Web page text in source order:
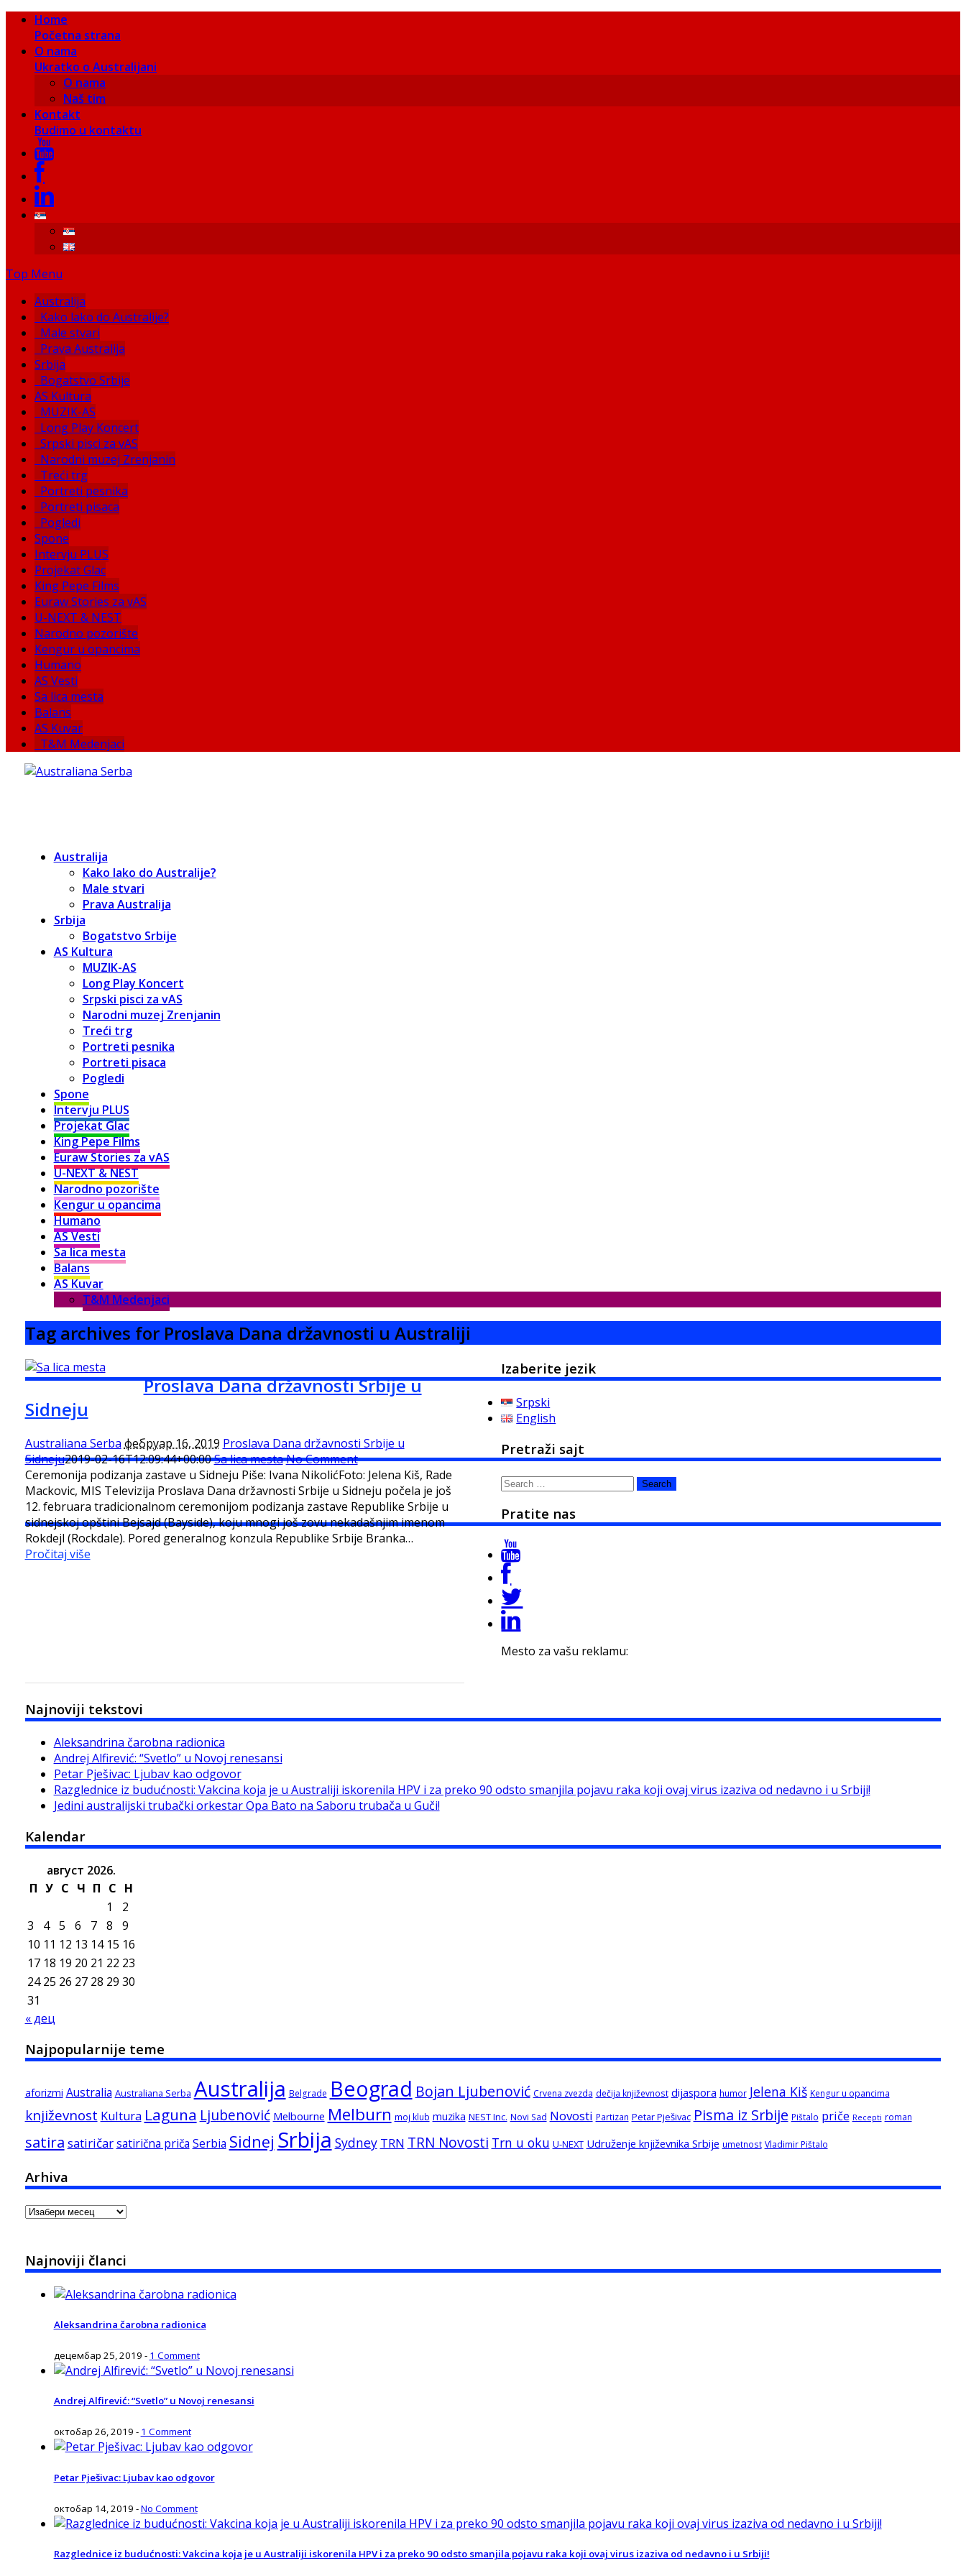
Home
Početna strana
O nama
Ukratko o Australijani
O nama
Naš tim
Kontakt
Budimo u kontaktu
Top Menu
Australija
Kako lako do Australije?
Male stvari
Prava Australija
Srbija
Bogatstvo Srbije
AS Kultura
MUZIK-AS
Long Play Koncert
Srpski pisci za vAS
Narodni muzej Zrenjanin
Treći trg
Portreti pesnika
Portreti pisaca
Pogledi
Spone
Intervju PLUS
Projekat Glac
King Pepe Films
Euraw Stories za vAS
U-NEXT & NEST
Narodno pozorište
Kengur u opancima
Humano
AS Vesti
Sa lica mesta
Balans
AS Kuvar
T&M Medenjaci
Australija
Kako lako do Australije?
Male stvari
Prava Australija
Srbija
Bogatstvo Srbije
AS Kultura
MUZIK-AS
Long Play Koncert
Srpski pisci za vAS
Narodni muzej Zrenjanin
Treći trg
Portreti pesnika
Portreti pisaca
Pogledi
Spone
Intervju PLUS
Projekat Glac
King Pepe Films
Euraw Stories za vAS
U-NEXT & NEST
Narodno pozorište
Kengur u opancima
Humano
AS Vesti
Sa lica mesta
Balans
AS Kuvar
T&M Medenjaci
Tag archives for Proslava Dana državnosti u Australiji
Proslava Dana državnosti Srbije u
Sidneju
Australiana Serba фебруар 16, 2019 Proslava Dana državnosti Srbije u
Sidneju2019-02-16T12:09:44+00:00Sa lica mestaNo Comment
Ceremonija podizanja zastave u Sidneju Piše: Ivana NikolićFoto: Jelena Kiš, Rade
Mackovic, MIS Televizija Proslava Dana državnosti Srbije u Sidneju počela je još
12. februara tradicionalnom ceremonijom podizanja zastave Republike Srbije u
sidnejskoj opštini Bejsajd (Bayside), koju mnogi još zovu nekadašnjim imenom
Rokdejl (Rockdale). Pored generalnog konzula Republike Srbije Branka…
Pročitaj više
Izaberite jezik
Srpski
English
Pretraži sajt
Search
Pratite nas
Mesto za vašu reklamu:
Najnoviji tekstovi
Aleksandrina čarobna radionica
Andrej Alfirević: “Svetlo” u Novoj renesansi
Petar Pješivac: Ljubav kao odgovor
Razglednice iz budućnosti: Vakcina koja je u Australiji iskorenila HPV i za preko 90 odsto smanjila pojavu raka koji ovaj virus izaziva od nedavno i u Srbiji!
Jedini australijski trubački orkestar Opa Bato na Saboru trubača u Guči!
Kalendar
август 2026.
П У С Ч П С Н
1
2
3
4 5 6 7 8
9
10 11 12 13 14 15 16
17 18 19 20 21 22 23
24 25 26 27 28 29 30
31
« дец
Najpopularnije teme
aforizmi Australia Australiana Serba Australija Belgrade Beograd Bojan Ljubenović Crvena zvezda dečija književnost dijaspora humor Jelena Kiš Kengur u opancima
književnost Kultura Laguna Ljubenović Melbourne Melburn moj klub muzika NEST Inc. Novi Sad Novosti Partizan Petar Pješivac Pisma iz Srbije Pištalo priče Recepti roman
satira satiričar satirična priča Serbia Sidnej Srbija Sydney TRN TRN Novosti Trn u oku U-NEXT Udruženje književnika Srbije umetnost Vladimir Pištalo
Arhiva
Arhiva
Najnoviji članci
Aleksandrina čarobna radionica
децембар 25, 2019 - 1 Comment
Andrej Alfirević: “Svetlo” u Novoj renesansi
октобар 26, 2019 - 1 Comment
Petar Pješivac: Ljubav kao odgovor
октобар 14, 2019 -No Comment
Razglednice iz budućnosti: Vakcina koja je u Australiji iskorenila HPV i za preko 90 odsto smanjila pojavu raka koji ovaj virus izaziva od nedavno i u Srbiji!